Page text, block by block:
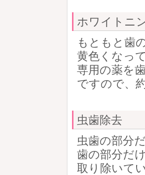
ホワイトニ
もともと歯
黄色くなっ
専用の薬を
ですので、
虫歯除去
虫歯の部分
歯の部分だ
取り除いて